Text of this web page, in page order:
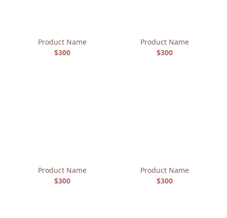
Product Name
$300
Product Name
$300
Product Name
$300
Product Name
$300